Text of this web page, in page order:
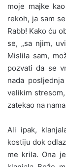
moje majke
rekoh, ja sam
Rabb! Kako ću
se, „sa njim,
Mislila sam,
pozvati da se
nada
velikim
zatekao na
Ali ipak,
kostiju dok
me krila. Ona